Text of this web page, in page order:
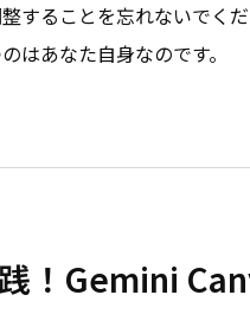
することを忘れないでく
はあなた自身なのです。
！Gemini